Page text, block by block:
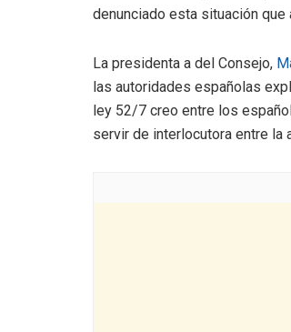
denunciado esta situación
La presidenta a del Consejo,
las autoridades españolas
ley 52/7 creo entre los
servir de interlocutora entre la